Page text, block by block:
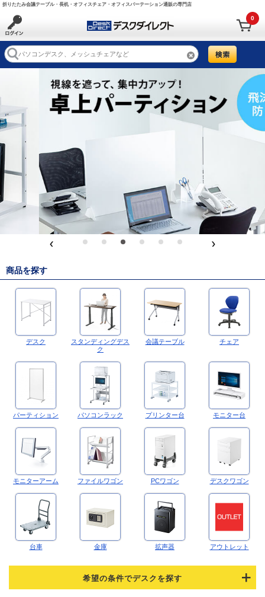
折りたたみ会議テーブル・長机・オフィスチェア・オフィスパーテーション通販の専門店
0
商品を探す
デスク
スタンディングデス
ク
会議テーブル チェア
パーティション パソコンラック プリンター台 モニター台
モニターアーム ファイルワゴン PCワゴン デスクワゴン
台車 金庫 拡声器 アウトレット
希望の条件でデスクを探す